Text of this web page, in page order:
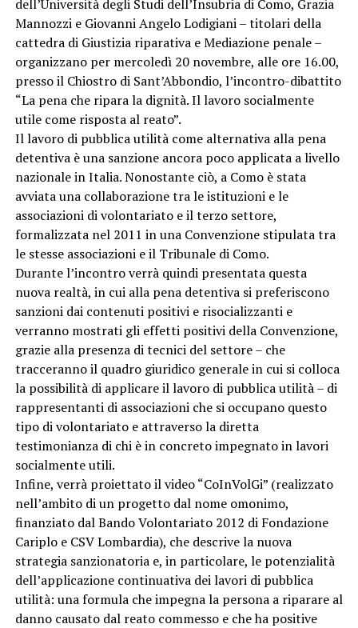
dell’Università degli Studi dell’Insubria di Como, Grazia
Mannozzi e Giovanni Angelo Lodigiani – titolari della
cattedra di Giustizia riparativa e Mediazione penale –
organizzano per mercoledì 20 novembre, alle ore 16.00,
presso il Chiostro di Sant’Abbondio, l’incontro-dibattito
“La pena che ripara la dignità. Il lavoro socialmente
utile come risposta al reato”.
Il lavoro di pubblica utilità come alternativa alla pena
detentiva è una sanzione ancora poco applicata a livello
nazionale in Italia. Nonostante ciò, a Como è stata
avviata una collaborazione tra le istituzioni e le
associazioni di volontariato e il terzo settore,
formalizzata nel 2011 in una Convenzione stipulata tra
le stesse associazioni e il Tribunale di Como.
Durante l’incontro verrà quindi presentata questa
nuova realtà, in cui alla pena detentiva si preferiscono
sanzioni dai contenuti positivi e risocializzanti e
verranno mostrati gli effetti positivi della Convenzione,
grazie alla presenza di tecnici del settore – che
tracceranno il quadro giuridico generale in cui si colloca
la possibilità di applicare il lavoro di pubblica utilità – di
rappresentanti di associazioni che si occupano questo
tipo di volontariato e attraverso la diretta
testimonianza di chi è in concreto impegnato in lavori
socialmente utili.
Infine, verrà proiettato il video “CoInVolGi” (realizzato
nell’ambito di un progetto dal nome omonimo,
finanziato dal Bando Volontariato 2012 di Fondazione
Cariplo e CSV Lombardia), che descrive la nuova
strategia sanzionatoria e, in particolare, le potenzialità
dell’applicazione continuativa dei lavori di pubblica
utilità: una formula che impegna la persona a riparare al
danno causato dal reato commesso e che ha positive